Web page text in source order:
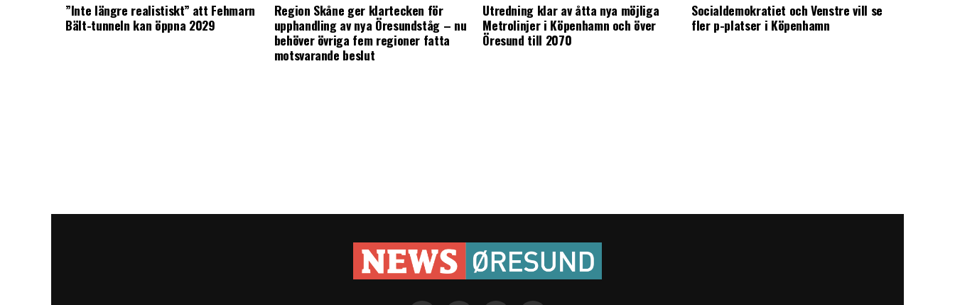
”Inte längre realistiskt” att Fehmarn
Bält-tunneln kan öppna 2029
Region Skåne ger klartecken för
upphandling av nya Öresundståg – nu
behöver övriga fem regioner fatta
motsvarande beslut
Utredning klar av åtta nya möjliga
Metrolinjer i Köpenhamn och över
Öresund till 2070
Socialdemokratiet och Venstre vill se
fler p-platser i Köpenhamn